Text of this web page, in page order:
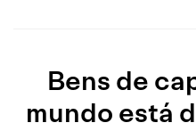
Bens de
mundo está